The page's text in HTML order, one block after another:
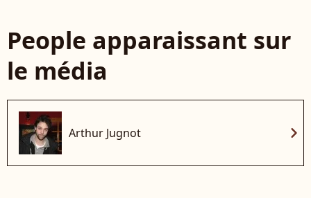
People apparaissant sur
le média
Arthur Jugnot chevron_right